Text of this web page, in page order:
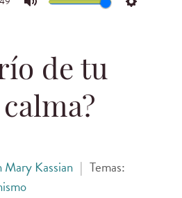
Mute Settings
de tu
Mary Kassian | Temas: